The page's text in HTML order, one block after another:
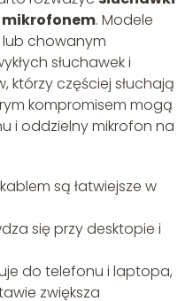
mikrofonem. Modele
chowanym
słuchawek i
którzy częściej słuchają
kompromisem mogą
i oddzielny mikrofon na
są łatwiejsze w
się przy desktopie i
do telefonu i laptopa,
zwiększa